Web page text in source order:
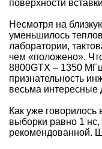
поверхности
Несмотря на
уменьшилось
лаборатории,
чем «положено».
8800GTX – 1350
признательность
весьма интересные
Как уже
выборки равно 1
рекомендованной.